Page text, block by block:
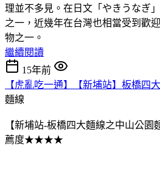
理並不多見。在日文「やきうなぎ
之一，近幾年在台灣也相當受到歡
物之一。
繼續閱讀
15年前
【虎亂吃一通】【新埔站】板橋四
麵線
【新埔站-板橋四大麵線之中山公園
薦度★★★★